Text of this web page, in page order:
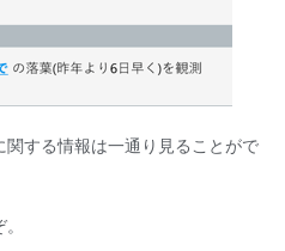
する情報は一通り見ることがで